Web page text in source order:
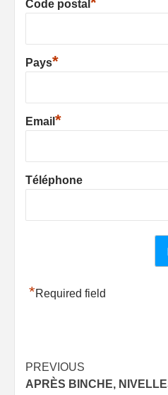
Code postal
Pays*
Email *
Téléphone
*Required field
Post
PREVIOUS
APRÈS BINCHE,